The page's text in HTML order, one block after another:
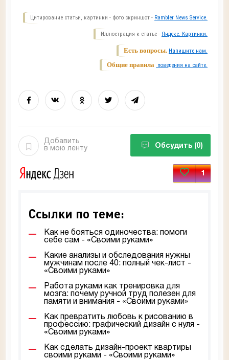
Цитирование статьи, картинки - фото скриншот - Rambler News Service.
Иллюстрация к статье - Яндекс. Картинки.
Есть вопросы. Напишите нам.
Общие правила поведения на сайте.
Добавить
в мою ленту
Обсудить (0)
1
Ссылки по теме:
Как не бояться одиночества: помоги
себе сам - «Своими руками»
Какие анализы и обследования нужны
мужчинам после 40: полный чек-лист -
«Своими руками»
Работа руками как тренировка для
мозга: почему ручной труд полезен для
памяти и внимания - «Своими руками»
Как превратить любовь к рисованию в
профессию: графический дизайн с нуля -
«Своими руками»
Как сделать дизайн-проект квартиры
своими руками - «Своими руками»